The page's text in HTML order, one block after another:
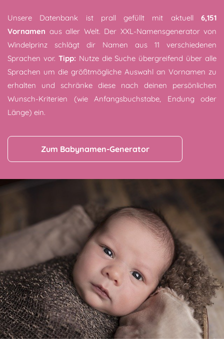
Unsere Datenbank ist prall gefüllt mit aktuell 6,151
Vornamen aus aller Welt. Der XXL-Namensgenerator von
Windelprinz schlägt dir Namen aus 11 verschiedenen
Sprachen vor. Tipp: Nutze die Suche übergreifend über alle
Sprachen um die größtmögliche Auswahl an Vornamen zu
erhalten und schränke diese nach deinen persönlichen
Wunsch-Kriterien (wie Anfangsbuchstabe, Endung oder
Länge) ein.
Zum Babynamen-Generator